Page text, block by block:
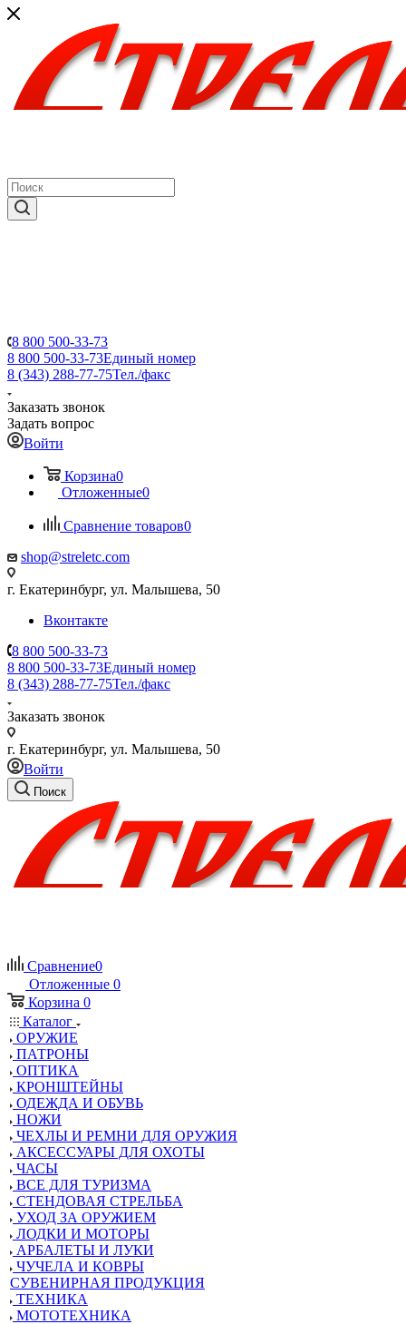
8 800 500-33-73
8 800 500-33-73Единый номер
8 (343) 288-77-75Тел./факс
Заказать звонок
Задать вопрос
Войти
Корзина0
Отложенные0
Сравнение товаров0
shop@streletc.com
г. Екатеринбург, ул. Малышева, 50
Вконтакте
8 800 500-33-73
8 800 500-33-73Единый номер
8 (343) 288-77-75Тел./факс
Заказать звонок
г. Екатеринбург, ул. Малышева, 50
Войти
Поиск
Сравнение0
Отложенные 0
Корзина 0
Каталог
ОРУЖИЕ
ПАТРОНЫ
ОПТИКА
КРОНШТЕЙНЫ
ОДЕЖДА И ОБУВЬ
НОЖИ
ЧЕХЛЫ И РЕМНИ ДЛЯ ОРУЖИЯ
АКСЕССУАРЫ ДЛЯ ОХОТЫ
ЧАСЫ
ВСЕ ДЛЯ ТУРИЗМА
СТЕНДОВАЯ СТРЕЛЬБА
УХОД ЗА ОРУЖИЕМ
ЛОДКИ И МОТОРЫ
АРБАЛЕТЫ И ЛУКИ
ЧУЧЕЛА И КОВРЫ
СУВЕНИРНАЯ ПРОДУКЦИЯ
ТЕХНИКА
МОТОТЕХНИКА